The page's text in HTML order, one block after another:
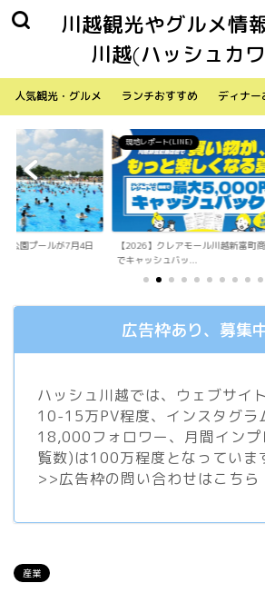
川越観光やグルメ情
川越(ハッシュカ
人気観光・グルメ ランチおすすめ ディナー
ル川越新富町商店街
スポーツ
COEDO KAWAGOE F.Cが小学生向け
ース...
広告枠あり、募集
ハッシュ川越では、ウェブサイ
10-15万PV程度、 インスタグラ
18,000フォロワー、月間インプ
覧数)は100万程度となっていま
>>広告枠の問い合わせはこちら
産業